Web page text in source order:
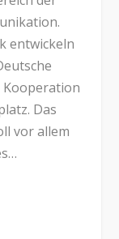
entwickeln
Kooperation
Das
vor allem